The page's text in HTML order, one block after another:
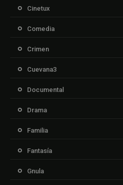
Cinetux
Comedia
Crimen
Cuevana3
Documental
Drama
Familia
Fantasía
Gnula